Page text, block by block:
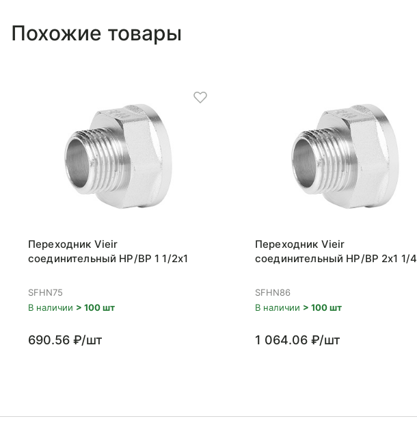
Похожие товары
Переходник Vieir
соединительный НР/ВР 1 1/2x1
SFHN75
В наличии > 100 шт
690.56 ₽/шт
Переходник Vieir
соединительный НР/ВР 2x1 1/4
SFHN86
В наличии > 100 шт
1 064.06 ₽/шт